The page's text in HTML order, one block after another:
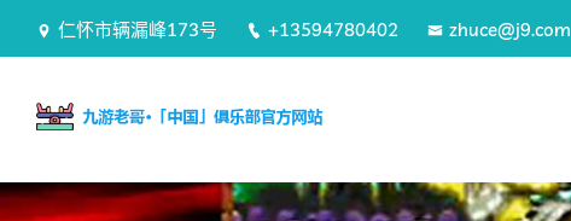
仁怀市辆漏峰173号 +13594780402 zhuce@j9.com